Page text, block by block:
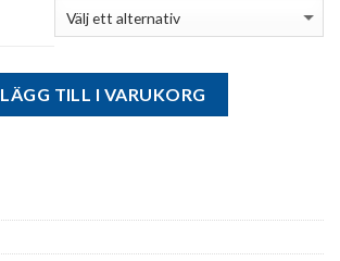
LÄGG TILL I VARUKORG